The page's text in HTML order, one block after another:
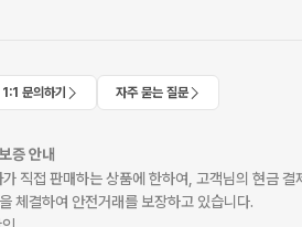
1:1 문의하기 자주 묻는 질문
증 안내
직접 판매하는 상품에 한하여, 고객님의 현금 결
체결하여 안전거래를 보장하고 있습니다.